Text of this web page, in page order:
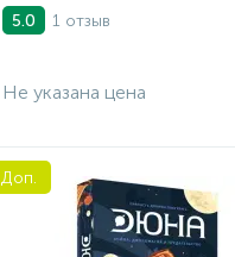
5.0 1 отзыв
Не указана цена
Доп.